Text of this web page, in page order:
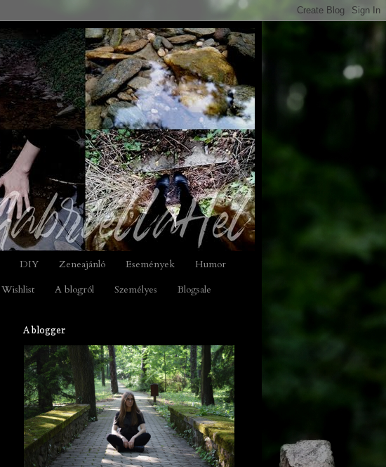
DIY Zeneajánló Események
Humor
Wishlist A blogról Személyes Blogsale
A blogger